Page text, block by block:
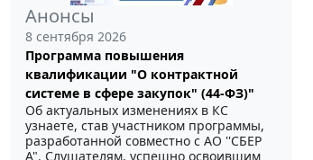
Анонсы
8 сентября 2026
Программа повышения
квалификации "О контрактной
системе в сфере закупок" (44-ФЗ)"
Об актуальных изменениях в КС
узнаете, став участником программы,
разработанной совместно с АО ''СБЕР
А". Слушателям, успешно освоившим